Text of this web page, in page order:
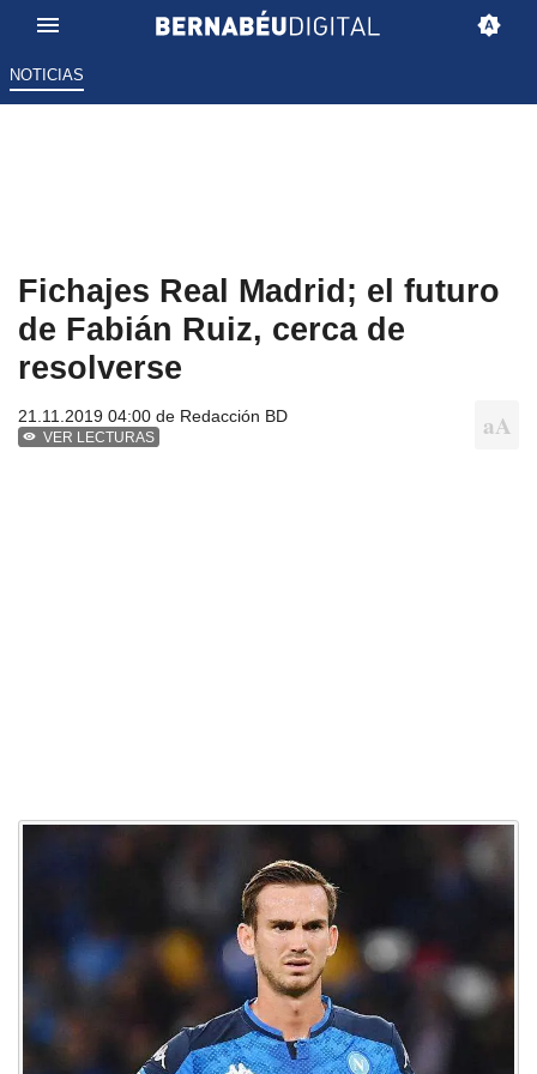
NOTICIAS
Fichajes Real Madrid; el futuro
de Fabián Ruiz, cerca de
resolverse
21.11.2019 04:00 de Redacción BD
VER LECTURAS